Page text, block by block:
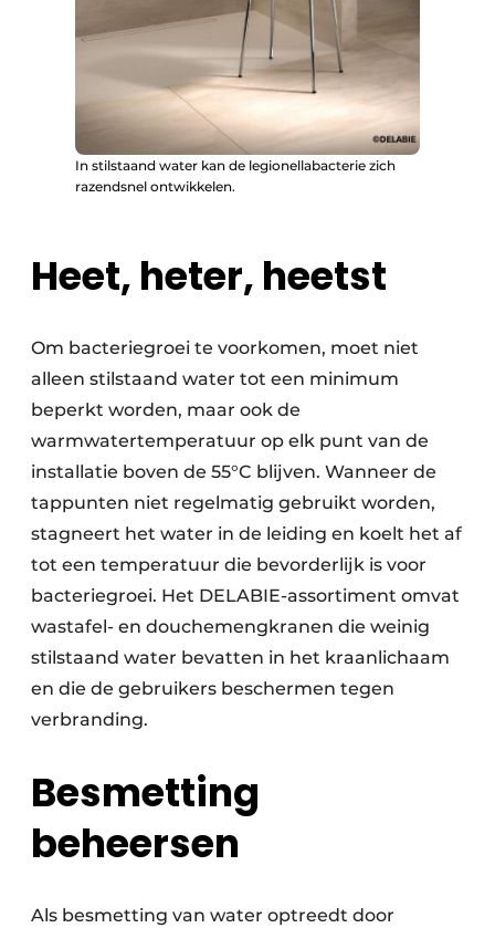
In stilstaand water kan de legionellabacterie zich
razendsnel ontwikkelen.
Heet, heter, heetst
Om bacteriegroei te voorkomen, moet niet
alleen stilstaand water tot een minimum
beperkt worden, maar ook de
warmwatertemperatuur op elk punt van de
installatie boven de 55°C blijven. Wanneer de
tappunten niet regelmatig gebruikt worden,
stagneert het water in de leiding en koelt het af
tot een temperatuur die bevorderlijk is voor
bacteriegroei. Het DELABIE-assortiment omvat
wastafel- en douchemengkranen die weinig
stilstaand water bevatten in het kraanlichaam
en die de gebruikers beschermen tegen
verbranding.
Besmetting
beheersen
Als besmetting van water optreedt door